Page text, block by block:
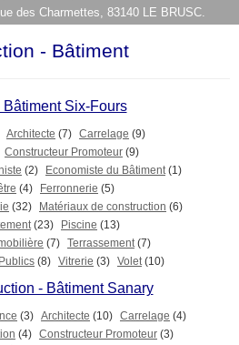
des Charmettes, 83140 LE BRUSC.
- Bâtiment
Six-Fours
Architecte (7) Carrelage (9)
Constructeur Promoteur (9)
(2) Economiste du Bâtiment (1)
(4) Ferronnerie (5)
(32) Matériaux de construction (6)
(23) Piscine (13)
(7) Terrassement (7)
(8) Vitrerie (3) Volet (10)
- Bâtiment Sanary
(3) Architecte (10) Carrelage (4)
(4) Constructeur Promoteur (3)